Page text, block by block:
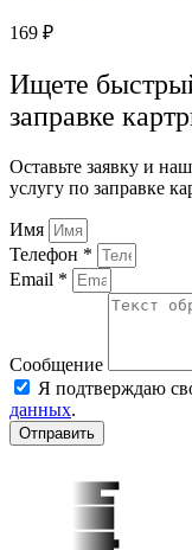
169 ₽
Ищете
заправке
Оставьте заявку и
услугу по заправке
Имя
Телефон *
Email *
Сообщение
Я подтверждаю
данных.
Отправить